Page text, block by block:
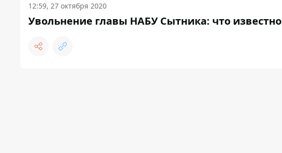
12:59, 27 октября 2020
Увольнение главы НАБУ Сытника: что известно